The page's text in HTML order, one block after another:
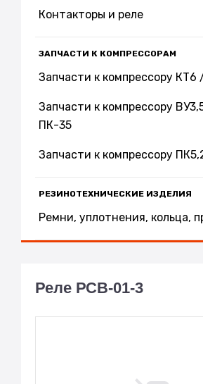
Контакторы и реле
ЗАПЧАСТИ К КОМПРЕССОРАМ
Запчасти к компрессору КТ6
Запчасти к компрессору
ПК-35
Запчасти к компрессору
РЕЗИНОТЕХНИЧЕСКИЕ ИЗДЕЛИЯ
Ремни, уплотнения, кольца,
Реле РСВ-01-3